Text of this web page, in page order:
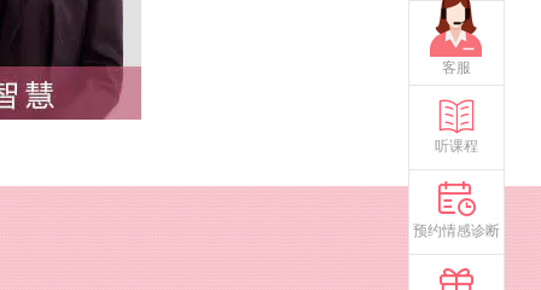
客服
听课程
预约情感诊断